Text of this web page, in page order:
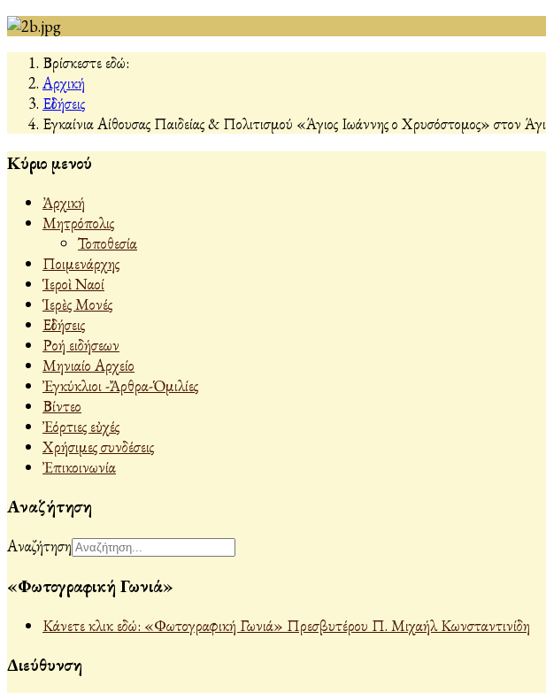
Βρίσκεστε εδώ:
Αρχική
Εἰδήσεις
Εγκαίνια Αίθουσας Παιδείας & Πολιτισμού «Άγιος Ιωάννης ο Χρυσόστομος» στον
Κύριο μενού
Ἀρχική
Μητρόπολις
Τοποθεσία
Ποιμενάρχης
Ἱεροὶ Ναοί
Ἱερὲς Μονές
Εἰδήσεις
Ροή ειδήσεων
Μηνιαίο Αρχείο
Ἐγκύκλιοι -Ἄρθρα-Ὁμιλίες
Βίντεο
Ἐόρτιες εὐχές
Χρήσιμες συνδέσεις
Ἐπικοινωνία
Αναζήτηση
Αναζήτηση
«Φωτογραφική Γωνιά»
Κάνετε κλικ εδώ: «Φωτογραφική Γωνιά» Πρεσβυτέρου Π. Μιχαήλ Κωνσταντινίδη
Διεύθυνση